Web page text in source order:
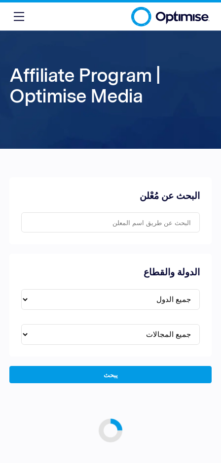
Affiliate Program |
Optimise Media
البحث عن مُعْلن
الدولة والقطاع
يبحث